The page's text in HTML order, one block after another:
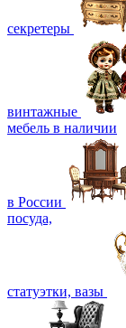
секретеры
винтажные
мебель в наличии
в России
посуда,
статуэтки, вазы